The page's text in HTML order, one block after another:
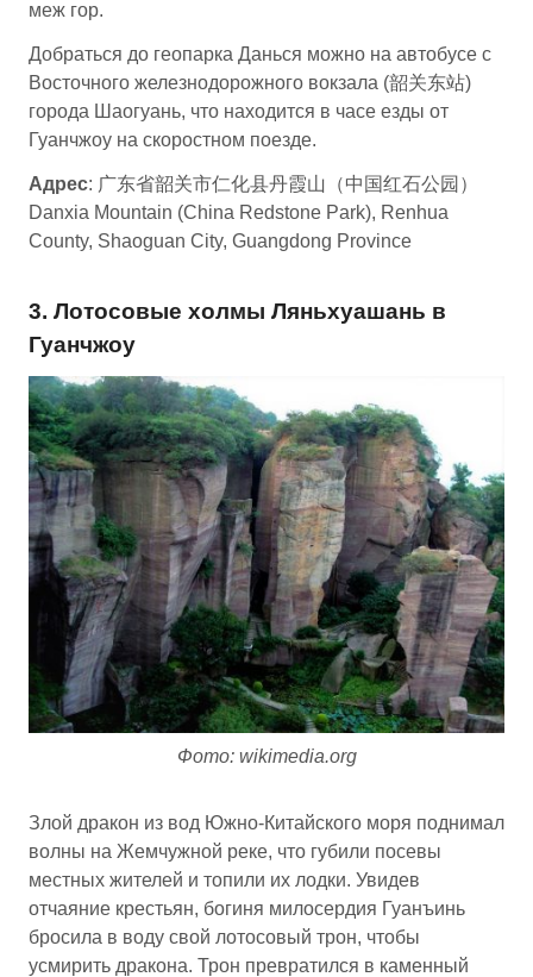
меж гор.
Добраться до геопарка Данься можно на автобусе с
Восточного железнодорожного вокзала (韶关东站)
города Шаогуань, что находится в часе езды от
Гуанчжоу на скоростном поезде.
Адрес: 广东省韶关市仁化县丹霞山（中国红石公园）
Danxia Mountain (China Redstone Park), Renhua
County, Shaoguan City, Guangdong Province
3. Лотосовые холмы Ляньхуашань в
Гуанчжоу
Фото: wikimedia.org
Злой дракон из вод Южно-Китайского моря поднимал
волны на Жемчужной реке, что губили посевы
местных жителей и топили их лодки. Увидев
отчаяние крестьян, богиня милосердия Гуанъинь
бросила в воду свой лотосовый трон, чтобы
усмирить дракона. Трон превратился в каменный